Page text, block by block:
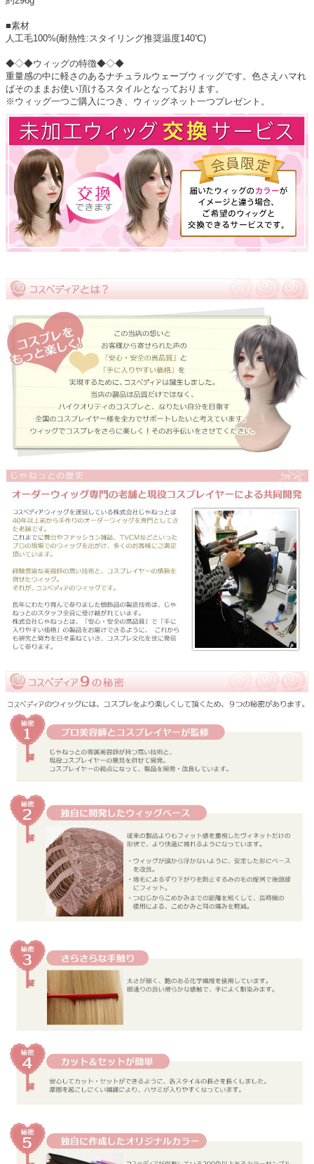
■素材
人工毛100%(耐熱性:スタイリング推奨温度140℃)
◆◇◆ウィッグの特徴◆◇◆
重量感の中に軽さのあるナチュラルウェーブウィッグです。色さえハマれ
ばそのままお使い頂けるスタイルとなっております。
※ウィッグ一つご購入につき、ウィッグネット一つプレゼント。